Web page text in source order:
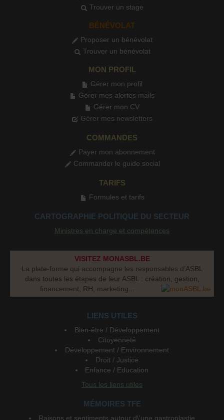
Trouver un stage
BÉNÉVOLAT
Proposer un bénévolat
Trouver un bénévolat
MON PROFIL
Gérer mon profil
Gérer mes alertes mails
Gérer mon CV
Gérer mes newsletters
COMMANDES
Payer mon abonnement
Commander le guide social
TARIFS
Formules et tarifs
CARTOGRAPHIE POLITIQUE DU SECTEUR
Ministres en charge et compétences
VISITEZ MONASBL.BE
La plate-forme qui accompagne les responsables d’ASBL
dans toutes les étapes de leur ASBL : création, gestion,
financement, RH, marketing...
LIENS UTILES
Bien-être / Développement
Citoyenneté
Développement / Environnement
Droit / Justice
Enfance / Education
Tous les liens utiles
MÉMOIRES TFE
Raisons et sentiments autour d\'une gastroplastie